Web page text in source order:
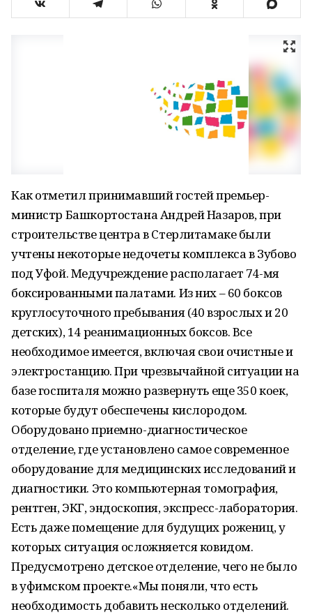
Как отметил принимавший гостей премьер-
министр Башкортостана Андрей Назаров, при
строительстве центра в Стерлитамаке были
учтены некоторые недочеты комплекса в Зубово
под Уфой. Медучреждение располагает 74-мя
боксированными палатами. Из них – 60 боксов
круглосуточного пребывания (40 взрослых и 20
детских), 14 реанимационных боксов. Все
необходимое имеется, включая свои очистные и
электростанцию. При чрезвычайной ситуации на
базе госпиталя можно развернуть еще 350 коек,
которые будут обеспечены кислородом.
Оборудовано приемно-диагностическое
отделение, где установлено самое современное
оборудование для медицинских исследований и
диагностики. Это компьютерная томография,
рентген, ЭКГ, эндоскопия, экспресс-лаборатория.
Есть даже помещение для будущих рожениц, у
которых ситуация осложняется ковидом.
Предусмотрено детское отделение, чего не было
в уфимском проекте.«Мы поняли, что есть
необходимость добавить несколько отделений.